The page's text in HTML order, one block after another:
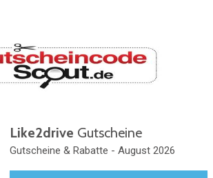
Like2drive Gutscheine
Gutscheine & Rabatte - August 2026